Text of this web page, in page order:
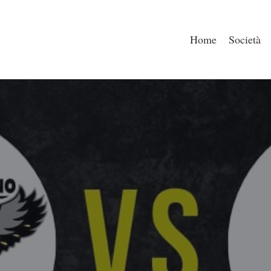
Home Società